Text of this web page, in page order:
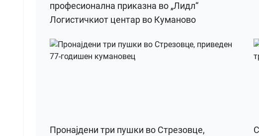
професионална приказна во „Лидл“
Логистичкиот центар во Куманово
Пронајдени три пушки во Стрезовце,